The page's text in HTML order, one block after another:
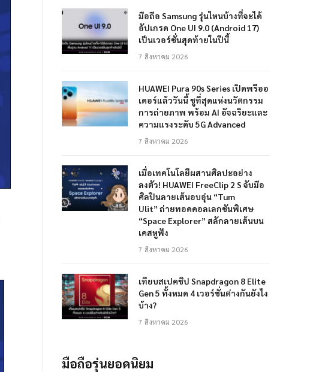
มือถือ Samsung รุ่นไหนบ้างที่จะได้
อัปเกรด One UI 9.0 (Android 17)
เป็นเวอร์ชั่นสุดท้ายในปีนี้
7 สิงหาคม 2026
HUAWEI Pura 90s Series เปิดพรีออ
เดอร์แล้ววันนี้ ชูที่สุดแห่งนวัตกรรม
การถ่ายภาพ พร้อม AI อัจฉริยะและ
ความแรงระดับ 5G Advanced
7 สิงหาคม 2026
เมื่อเทคโนโลยีผสานศิลปะอย่าง
ลงตัว! HUAWEI FreeClip 2 S จับมือ
ศิลปินลายเส้นอบอุ่น “Tum
Ulit” ถ่ายทอดคอลเลกชันพิเศษ
“Space Explorer” สลักลายเส้นบน
เคสหูฟัง
7 สิงหาคม 2026
เทียบสเปคชิป Snapdragon 8 Elite
Gen 5 ทั้งหมด 4 เวอร์ชั่นต่างกันยังไง
บ้าง?
7 สิงหาคม 2026
มือถือรุ่นยอดนิยม